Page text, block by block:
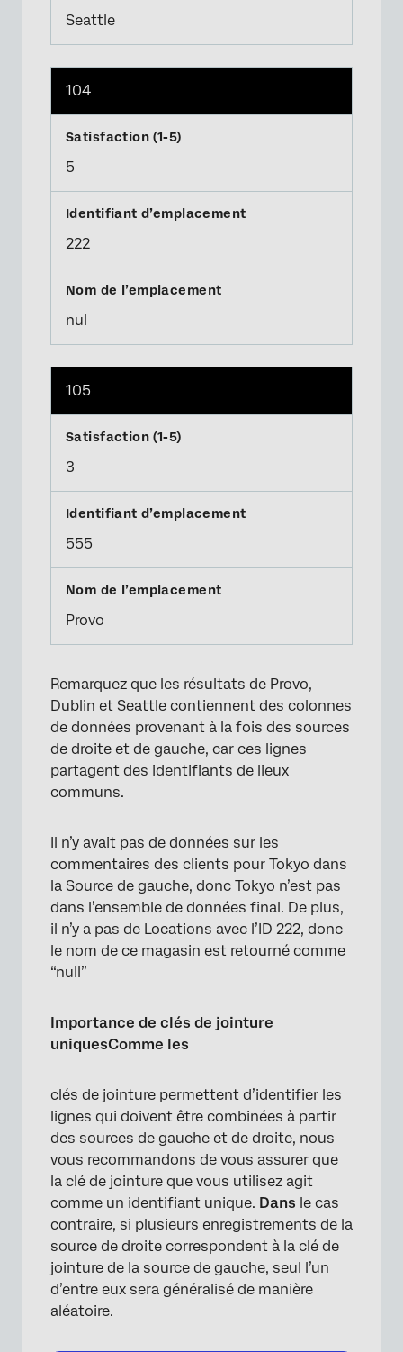
Seattle
104
5
222
nul
105
3
555
Provo
Remarquez que les résultats de Provo,
Dublin et Seattle contiennent des colonnes
de données provenant à la fois des sources
de droite et de gauche, car ces lignes
partagent des identifiants de lieux
communs.
Il n’y avait pas de données sur les
commentaires des clients pour Tokyo dans
la Source de gauche, donc Tokyo n’est pas
dans l’ensemble de données final. De plus,
il n’y a pas de Locations avec l’ID 222, donc
le nom de ce magasin est retourné comme
“null”
Importance de clés de jointure
uniquesComme les
clés de jointure permettent d’identifier les
lignes qui doivent être combinées à partir
des sources de gauche et de droite, nous
vous recommandons de vous assurer que
la clé de jointure que vous utilisez agit
comme un identifiant unique. Dans le cas
contraire, si plusieurs enregistrements de la
source de droite correspondent à la clé de
jointure de la source de gauche, seul l’un
d’entre eux sera généralisé de manière
aléatoire.